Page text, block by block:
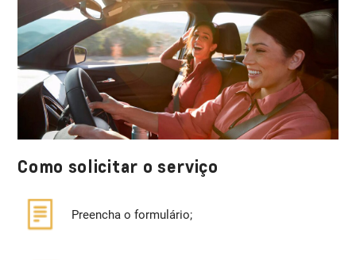
Como solicitar o serviço
Preencha o formulário;